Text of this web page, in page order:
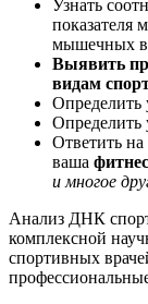
Узнать
показателя
мышечных
Выявить
видам
Определить
Определить
Ответить
ваша
и многое
Анализ ДНК
комплексной
спортивных